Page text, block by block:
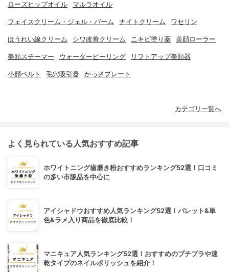
ローズヒップオイル マルラオイル
フェイスクリーム・ジェル・バーム ナイトクリーム ワセリン
ほうれい線クリーム シワ改善クリーム ニキビ塗り薬 美顔ローラー
美顔スチーマー ウォーターピーリング リフトアップ美顔器
小顔ベルト 毛穴吸引器 かっさプレート
カテゴリ一覧へ
よく見られている人気おすすめ記事
ホワイトニング歯磨き粉おすすめランキング52選！口コミ
の多い市販品を中心に
アイシャドウおすすめ人気ランキング52選！パレット&単
色&ラメ入り商品を徹底比較！
マニキュア人気ランキング52選！おすすめのプチプラや速
乾タイプのネイルポリッシュを紹介！